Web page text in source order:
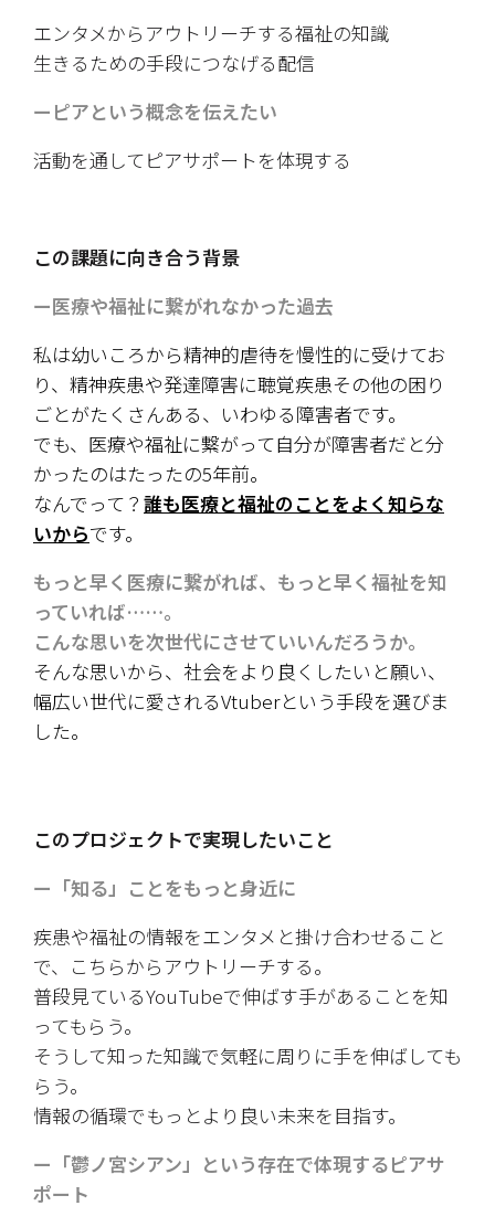
エンタメからアウトリーチする福祉の知識
生きるための手段につなげる配信
ーピアという概念を伝えたい
活動を通してピアサポートを体現する
この課題に向き合う背景
ー医療や福祉に繋がれなかった過去
私は幼いころから精神的虐待を慢性的に受けてお
り、精神疾患や発達障害に聴覚疾患その他の困り
ごとがたくさんある、いわゆる障害者です。
でも、医療や福祉に繋がって自分が障害者だと分
かったのはたったの5年前。
なんでって？ 誰も医療と福祉のことをよく知らな
いからです。
もっと早く医療に繋がれば、もっと早く福祉を知
っていれば……。
こんな思いを次世代にさせていいんだろうか。
そんな思いから、社会をより良くしたいと願い、
幅広い世代に愛されるVtuberという手段を選びま
した。
このプロジェクトで実現したいこと
ー「知る」ことをもっと身近に
疾患や福祉の情報をエンタメと掛け合わせること
で、こちらからアウトリーチする。
普段見ているYouTubeで伸ばす手があることを知
ってもらう。
そうして知った知識で気軽に周りに手を伸ばしても
らう。
情報の循環でもっとより良い未来を目指す。
ー「鬱ノ宮シアン」という存在で体現するピアサ
ポート